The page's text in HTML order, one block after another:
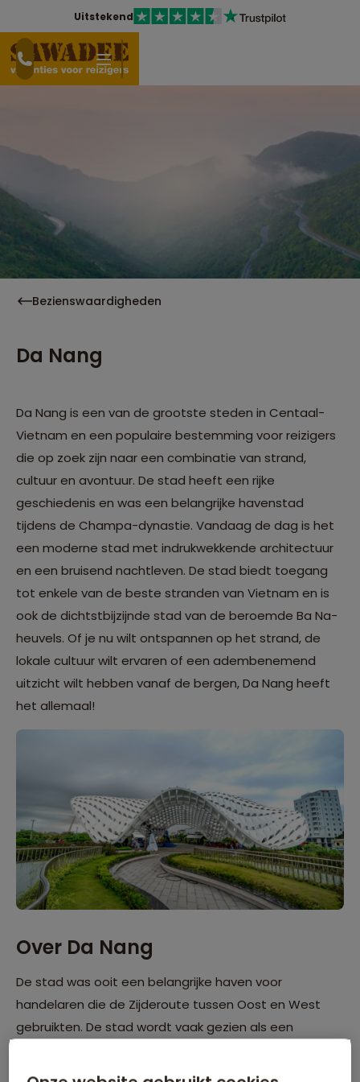
Uitstekend
Bezienswaardigheden
Da Nang
Da Nang is een van de grootste steden in Centaal-
Vietnam en een populaire bestemming voor reizigers
die op zoek zijn naar een combinatie van strand,
cultuur en avontuur. De stad heeft een rijke
geschiedenis en was een belangrijke havenstad
tijdens de Champa-dynastie. Vandaag de dag is het
een moderne stad met indrukwekkende architectuur
en een bruisend nachtleven. De stad biedt toegang
tot enkele van de beste stranden van Vietnam en is
ook de dichtstbijzijnde stad van de beroemde Ba Na-
heuvels. Of je nu wilt ontspannen op het strand, de
lokale cultuur wilt ervaren of een adembenemend
uitzicht wilt hebben vanaf de bergen, Da Nang heeft
het allemaal!
Over Da Nang
De stad was ooit een belangrijke haven voor
handelaren die de Zijderoute tussen Oost en West
gebruikten. De stad wordt vaak gezien als een
moderne infrastructuur zich vermengt met historische